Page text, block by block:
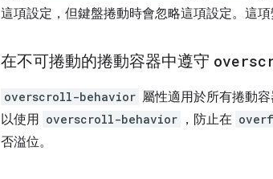
這項設定，但鍵盤捲動時會忽略這項設定。這
在不可捲動的捲動容器中遵守
overscroll-behavior 屬性適用於所有捲動
以使用 overscroll-behavior ，防止在
否溢位。